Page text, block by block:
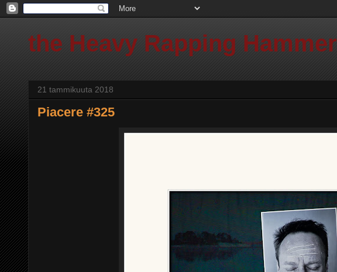
the Heavy Rapping Hammer
21 tammikuuta 2018
Piacere #325